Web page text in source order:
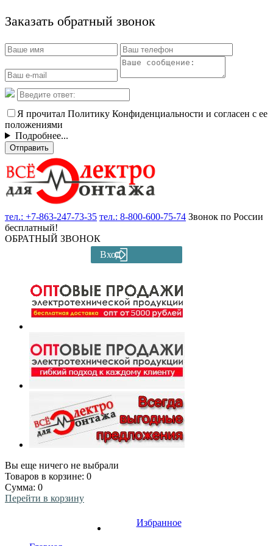
Заказать обратный звонок
Я прочитал Политику Конфиденциальности и согласен с ее
положениями
Подробнее...
Отправить
тел.: +7-863-247-73-35 тел.: 8-800-600-75-74 Звонок по России
бесплатный!
ОБРАТНЫЙ ЗВОНОК
Вход
Вы еще ничего не выбрали
Товаров в корзине: 0
Сумма: 0
Перейти в корзину
Избранное